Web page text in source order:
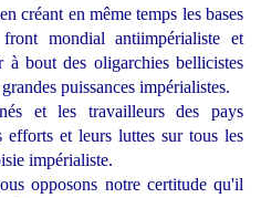
créant en même temps les bases
mondial antiimpérialiste et
à bout des oligarchies bellicistes
puissances impérialistes.
et les travailleurs des pays
et leurs luttes sur tous les
impérialiste.
opposons notre certitude qu'il